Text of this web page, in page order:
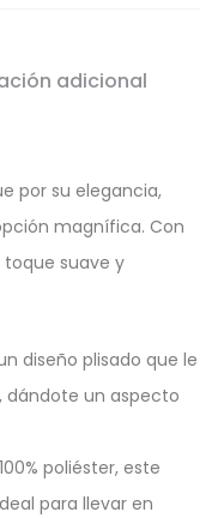
adicional
por su elegancia,
magnífica. Con
suave y
diseño plisado que le
un aspecto
poliéster, este
para llevar en